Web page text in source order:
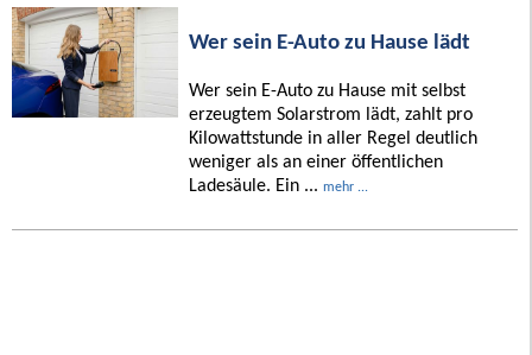
Wer sein E-Auto zu Hause lädt
Wer sein E-Auto zu Hause mit selbst
erzeugtem Solarstrom lädt, zahlt pro
Kilowattstunde in aller Regel deutlich
weniger als an einer öffentlichen
Ladesäule. Ein ... mehr ...